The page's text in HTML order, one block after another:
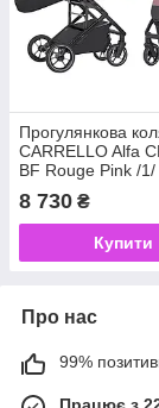
Прогулянкова
CARRELLO Alfa
BF Rouge Pink /1/
8 730 ₴
Купити
Про нас
99%